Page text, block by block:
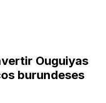
Ouguiyas
burundeses